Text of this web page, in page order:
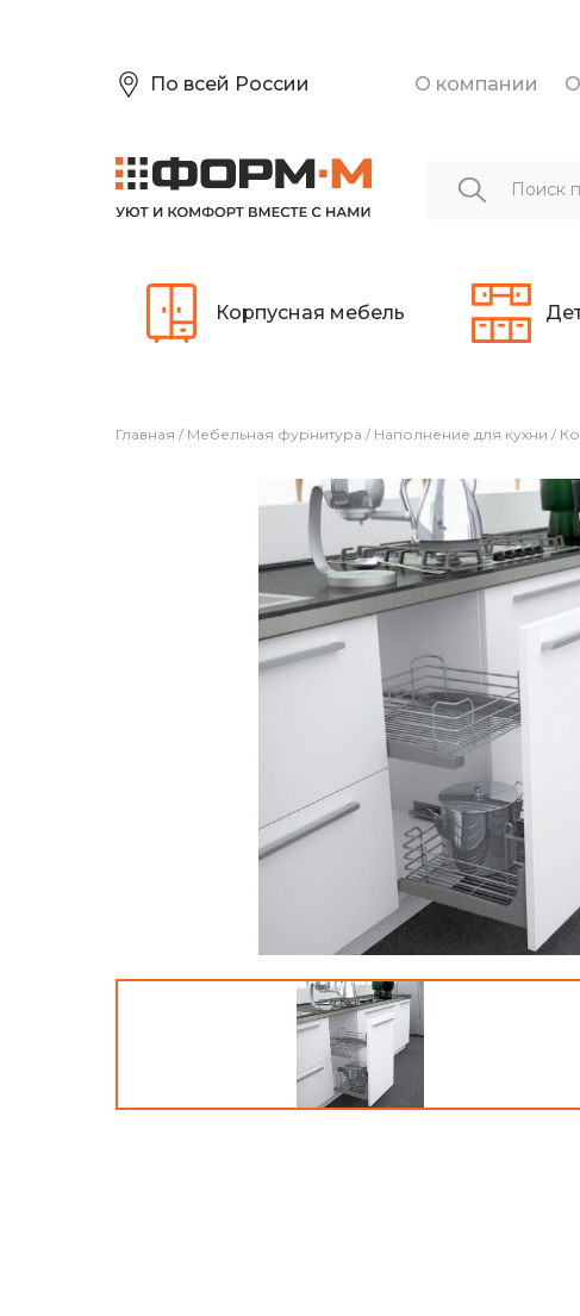
По всей России О компании
Корпусная мебель
Главная / Мебельная фурнитура / Наполнение для кухни /